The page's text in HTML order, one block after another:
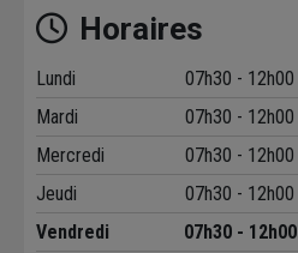
Horaires
Lundi 07h30 - 12h00
Mardi
07h30 - 12h00
Mercredi
07h30 - 12h00
Jeudi
07h30 - 12h00
Vendredi
07h30 - 12h00